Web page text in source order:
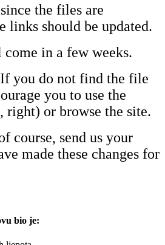
the files are
links should be updated.
in a few weeks.
you do not find the file
you to use the
right) or browse the site.
course, send us your
made these changes for
bio je: